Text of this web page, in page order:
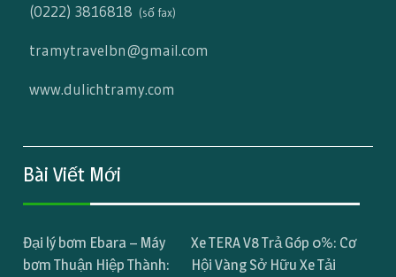
(0222) 3816818 (số fax)
tramytravelbn@gmail.com
www.dulichtramy.com
Bài Viết Mới
Đại lý bơm Ebara – Máy
bơm Thuận Hiệp Thành:
Xe TERA V8 Trả Góp 0%: Cơ
Hội Vàng Sở Hữu Xe Tải